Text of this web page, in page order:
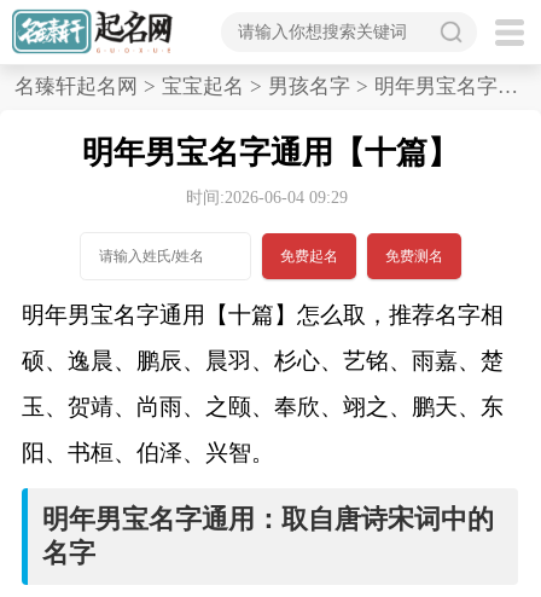
首
名
名臻轩起名网 > 宝宝起名 > 男孩名字 > 明年男宝名字通用,十篇
明年男宝名字通用【十篇】
时间:2026-06-04 09:29
免费起名 免费测名
明年男宝名字通用【十篇】怎么取，推荐名字相
硕、逸晨、鹏辰、晨羽、杉心、艺铭、雨嘉、楚
玉、贺靖、尚雨、之颐、奉欣、翊之、鹏天、东
阳、书桓、伯泽、兴智。
明年男宝名字通用：取自唐诗宋词中的
名字